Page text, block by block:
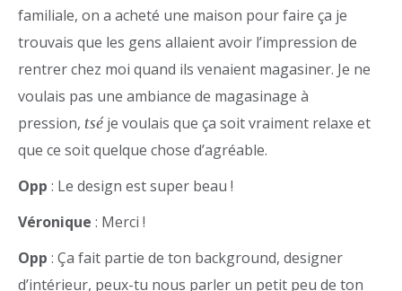
familiale, on a acheté une maison pour faire ça je
trouvais que les gens allaient avoir l’impression de
rentrer chez moi quand ils venaient magasiner. Je ne
voulais pas une ambiance de magasinage à
pression, tsé je voulais que ça soit vraiment relaxe et
que ce soit quelque chose d’agréable.
Opp : Le design est super beau !
Véronique : Merci !
Opp : Ça fait partie de ton background, designer
d’intérieur, peux-tu nous parler un petit peu de ton